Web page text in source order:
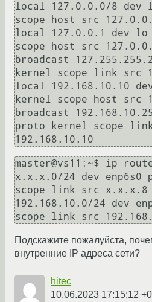
local 127.0.0.0/8 dev
scope host src
local 127.0.0.1 dev lo
scope host src
broadcast
kernel scope link src
local 192.168.10.10
kernel scope host src
broadcast
proto kernel scope
master@vs11:~$ ip
x.x.x.0/24 dev enp6s0
scope link src x.x.x.8
192.168.10.0/24 dev
Подскажите пожалуйста,
внутренние IP адреса сети?
hitec
10.06.2023 17:15:12